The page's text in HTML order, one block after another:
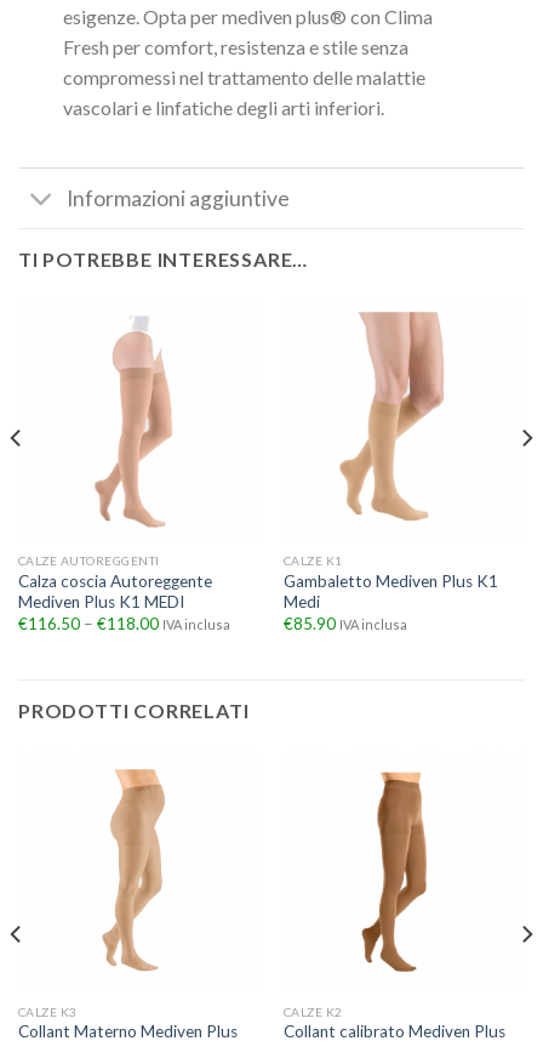
esigenze. Opta per mediven plus® con Clima
Fresh per comfort, resistenza e stile senza
compromessi nel trattamento delle malattie
vascolari e linfatiche degli arti inferiori.
Informazioni aggiuntive
TI POTREBBE INTERESSARE…
CALZE AUTOREGGENTI
Calza coscia Autoreggente
Mediven Plus K1 MEDI
€116.50– €118.00 IVA inclusa
CALZE K1
Gambaletto Mediven Plus K1
Medi
€85.90 IVA inclusa
PRODOTTI CORRELATI
CALZE K3
Collant Materno Mediven Plus
CALZE K2
Collant calibrato Mediven Plus